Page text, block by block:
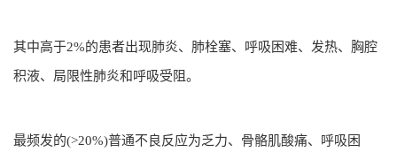
其中高于2%的患者出现肺炎、肺栓塞、呼吸困难、发热、胸腔
积液、局限性肺炎和呼吸受阻。
最频发的(>20%)普通不良反应为乏力、骨骼肌酸痛、呼吸困